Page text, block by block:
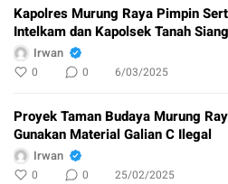
Kapolres Murung Raya Pimpin
Intelkam dan Kapolsek Tanah
Irwan
0 0 6/03/2025
Proyek Taman Budaya Murung
Gunakan Material Galian C Ilegal
Irwan
0 0 25/02/2025